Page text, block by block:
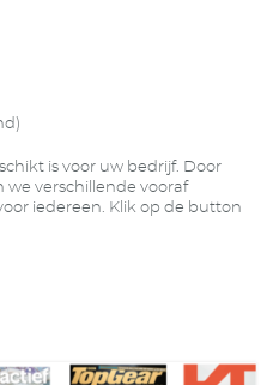
is voor uw bedrijf. Door
we verschillende vooraf
iedereen. Klik op de button